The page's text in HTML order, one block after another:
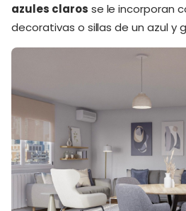
azules claros se le incorporan
decorativas o sillas de un azul y